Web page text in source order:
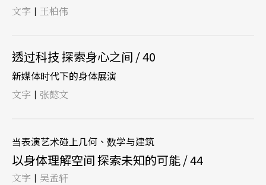
文字 | 王柏伟
透过科技 探索身心之间 / 40
新媒体时代下的身体展演
文字 | 张懿文
当表演艺术碰上几何、数学与建筑
以身体理解空间 探索未知的可能 / 44
文字 | 吴孟轩